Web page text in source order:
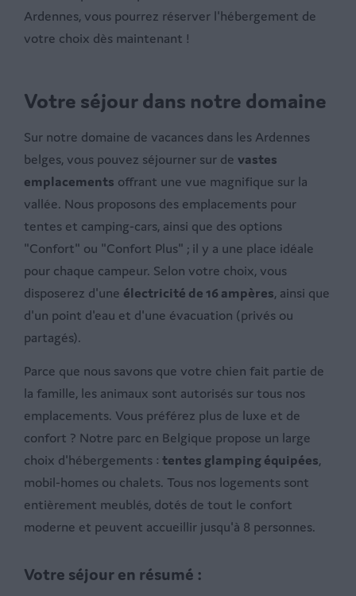
Ardennes, vous pourrez réserver l'hébergement de
votre choix dès maintenant !
Votre séjour dans notre domaine
Sur notre domaine de vacances dans les Ardennes
belges, vous pouvez séjourner sur devastes
emplacements offrant une vue magnifique sur la
vallée. Nous proposons des emplacements pour
tentes et camping-cars, ainsi que des options
"Confort" ou "Confort Plus" ; il y a une place idéale
pour chaque campeur. Selon votre choix, vous
disposerez d'une électricité de 16 ampères, ainsi que
d'un point d'eau et d'une évacuation (privés ou
partagés).
Parce que nous savons que votre chien fait partie de
la famille, les animaux sont autorisés sur tous nos
emplacements. Vous préférez plus de luxe et de
confort ? Notre parc en Belgique propose un large
choix d'hébergements :tentes glamping équipées,
mobil-homes ou chalets. Tous nos logements sont
entièrement meublés, dotés de tout le confort
moderne et peuvent accueillir jusqu'à 8 personnes.
Votre séjour en résumé :